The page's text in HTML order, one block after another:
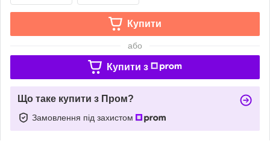
Купити
або
Купити з
Що таке купити з Пром?
Замовлення під захистом